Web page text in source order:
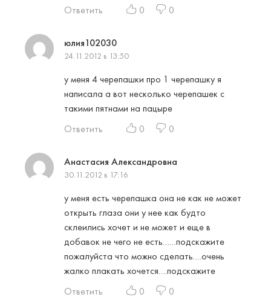
Ответить
0 0
юлия102030
24.11.2012 в 13:50
у меня 4 черепашки про 1 черепашку я
написала а вот несколько черепашек с
такими пятнами на пацыре
Ответить
0 0
Анастасия Александровна
30.11.2012 в 17:16
у меня есть черепашка она не как не может
открыть глаза они у нее как будто
склеились хочет и не может и еще в
добавок не чего не есть……подскажите
пожалуйста что можно сделать….очень
жалко плакать хочется….подскажите
Ответить
0 0